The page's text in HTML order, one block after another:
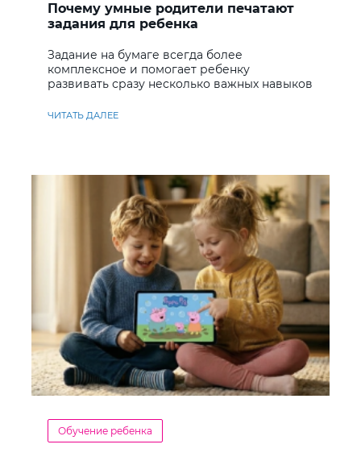
Почему умные родители печатают
задания для ребенка
Задание на бумаге всегда более
комплексное и помогает ребенку
развивать сразу несколько важных навыков
ЧИТАТЬ ДАЛЕЕ
Обучение ребенка